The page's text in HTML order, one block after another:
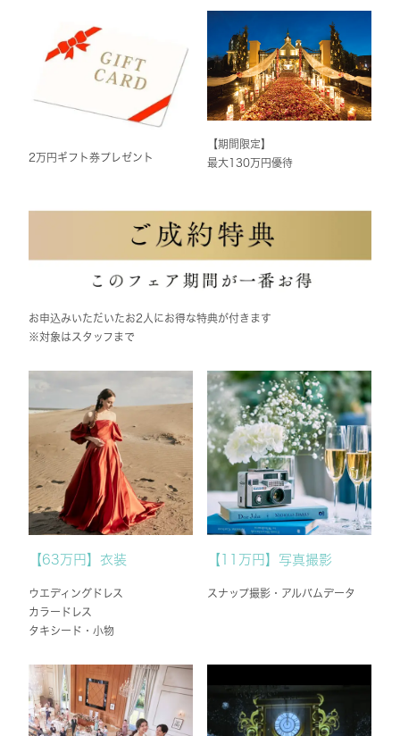
2万円ギフト券プレゼント
【期間限定】
最大130万円優待
お申込みいただいたお2人にお得な特典が付きます
※対象はスタッフまで
【63万円】衣装
ウエディングドレス
カラードレス
タキシード・小物
【11万円】写真撮影
スナップ撮影・アルバムデータ